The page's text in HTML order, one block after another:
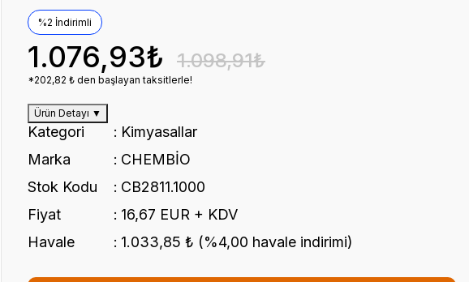
%2 İndirimli
1.076,93₺ 1.098,91₺
*202,82 ₺ den başlayan taksitlerle!
Ürün Detayı ▼
Kategori
Kimyasallar
Marka
CHEMBİO
Stok Kodu
CB2811.1000
Fiyat
16,67 EUR + KDV
Havale
1.033,85 ₺ (%4,00 havale indirimi)